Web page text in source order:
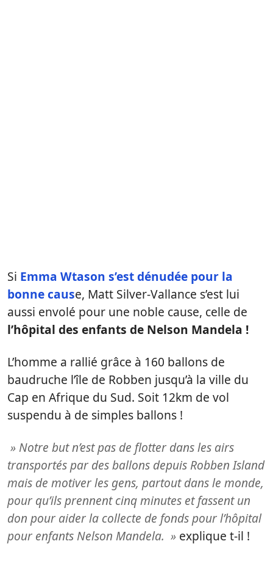
Si Emma Wtason s’est dénudée pour la
bonne cause, Matt Silver-Vallance s’est lui
aussi envolé pour une noble cause, celle de
l’hôpital des enfants de Nelson Mandela !
L’homme a rallié grâce à 160 ballons de
baudruche l’île de Robben jusqu’à la ville du
Cap en Afrique du Sud. Soit 12km de vol
suspendu à de simples ballons !
» Notre but n’est pas de flotter dans les airs
transportés par des ballons depuis Robben Island
mais de motiver les gens, partout dans le monde,
pour qu’ils prennent cinq minutes et fassent un
don pour aider la collecte de fonds pour l’hôpital
pour enfants Nelson Mandela. » explique t-il !